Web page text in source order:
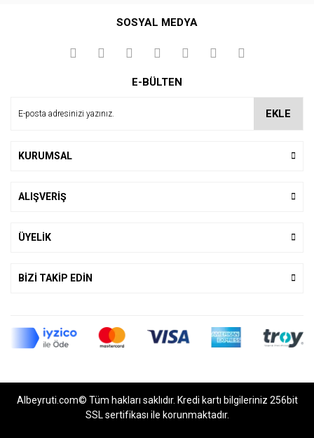
SOSYAL MEDYA
E-BÜLTEN
EKLE
KURUMSAL
ALIŞVERİŞ
ÜYELİK
BİZİ TAKİP EDİN
Albeyruti.com© Tüm hakları saklıdır. Kredi kartı bilgileriniz 256bit
SSL sertifikası ile korunmaktadır.